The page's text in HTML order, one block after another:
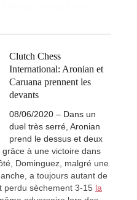
Clutch Chess
International: Aronian et
Caruana prennent les
devants
08/06/2020 – Dans un
duel très serré, Aronian
prend le dessus et deux
à une victoire dans
Dominguez, malgré une
a toujours autant de
perdu sèchement 3-15 la